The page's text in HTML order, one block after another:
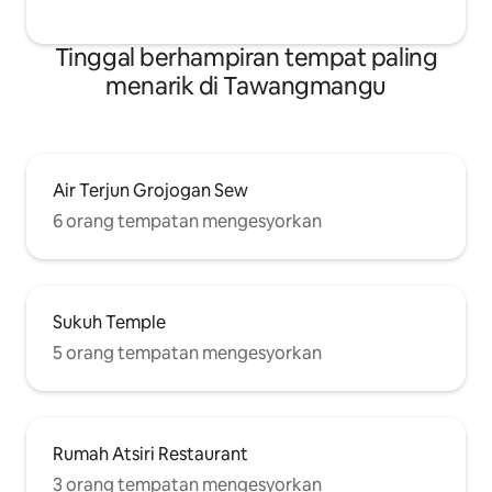
Tinggal berhampiran tempat paling
menarik di Tawangmangu
Air Terjun Grojogan Sew
6 orang tempatan mengesyorkan
Sukuh Temple
5 orang tempatan mengesyorkan
Rumah Atsiri Restaurant
3 orang tempatan mengesyorkan